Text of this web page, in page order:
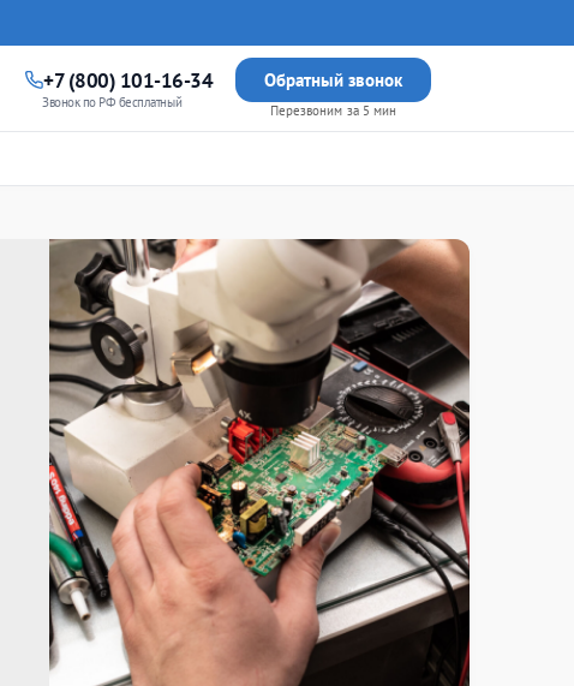
+7 (800) 101-16-34
Звонок по РФ бесплатный
Обратный звонок
Перезвоним за 5 мин